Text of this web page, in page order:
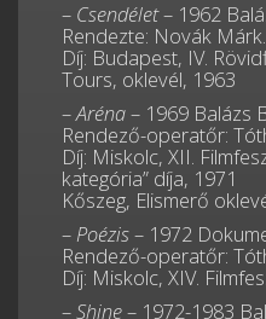
– Csendélet– 1962
Rendezte: Novák
Díj: Budapest, IV.
Tours, oklevél, 1963
–Aréna– 1969 Balázs
Rendező-operatőr:
Díj: Miskolc, XII.
kategória” díja, 1971
Kőszeg, Elismerő
– Poézis– 1972
Rendező-operatőr:
Díj: Miskolc, XIV.
–Shine– 1972-1983